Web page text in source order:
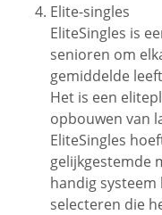
Elite-singles
EliteSingles is
senioren om
gemiddelde
Het is een
opbouwen van
EliteSingles
gelijkgestemde
handig
selecteren die